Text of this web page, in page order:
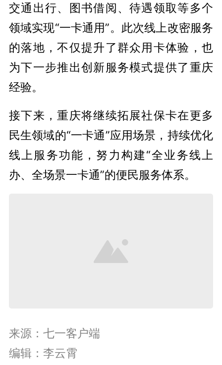
交通出行、图书借阅、待遇领取等多个
领域实现“一卡通用”。此次线上改密服务
的落地，不仅提升了群众用卡体验，也
为下一步推出创新服务模式提供了重庆
经验。
接下来，重庆将继续拓展社保卡在更多
民生领域的“一卡通”应用场景，持续优化
线上服务功能，努力构建“全业务线上
办、全场景一卡通”的便民服务体系。
来源：七一客户端
编辑：李云霄